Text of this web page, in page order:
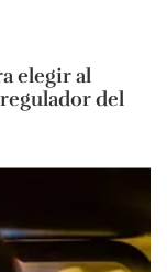
elegir al
del